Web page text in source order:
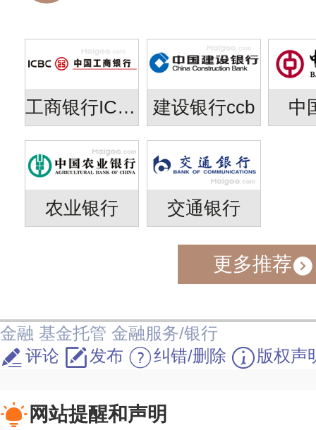
工商银行ICBC 建设银行ccb 中
农业银行 交通银行
更多推荐
金融 基金托管 金融服务/银行
评论
发布 纠错/删除 版权声
网站提醒和声明